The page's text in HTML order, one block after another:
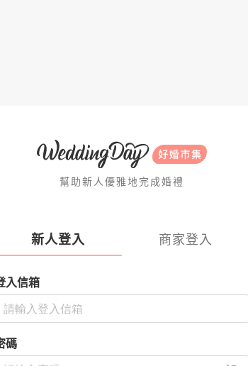
幫助新人優雅地完成婚禮
新人登入 商家登入
入信箱
碼